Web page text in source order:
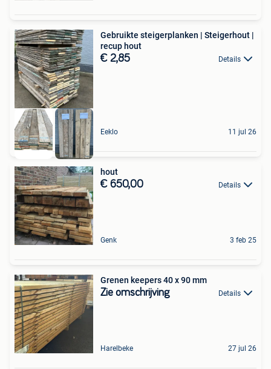
Gebruikte steigerplanken | Steigerhout |
recup hout
€ 2,85 Details
Eeklo 11 jul 26
hout
€ 650,00 Details
Genk 3 feb 25
Grenen keepers 40 x 90 mm
Zie omschrijving Details
Harelbeke 27 jul 26